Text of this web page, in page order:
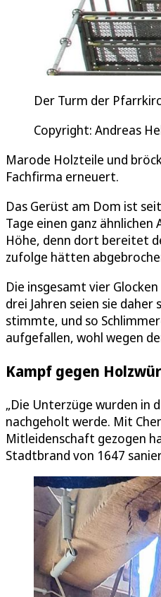
Der Turm der
Copyright: Andreas
Marode Holzteile und
Fachfirma erneuert.
Das Gerüst am Dom ist
Tage einen ganz
Höhe, denn dort bereitet
zufolge hätten
Die insgesamt vier
drei Jahren seien sie
stimmte, und so
aufgefallen, wohl wegen
Kampf gegen
„Die Unterzüge wurden in
nachgeholt werde. Mit
Mitleidenschaft gezogen
Stadtbrand von 1647